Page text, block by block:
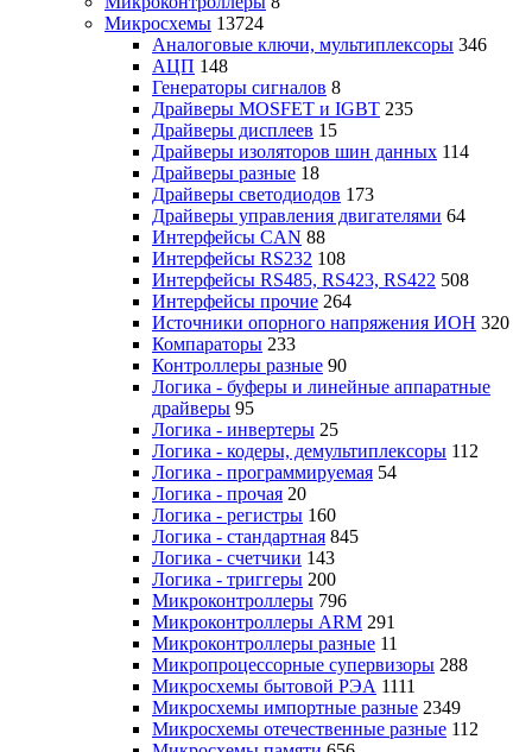
Микросхемы 13724
Аналоговые ключи, мультиплексоры 346
АЦП 148
Генераторы сигналов 8
Драйверы MOSFET и IGBT 235
Драйверы дисплеев 15
Драйверы изоляторов шин данных 114
Драйверы разные 18
Драйверы светодиодов 173
Драйверы управления двигателями 64
Интерфейсы CAN 88
Интерфейсы RS232 108
Интерфейсы RS485, RS423, RS422 508
Интерфейсы прочие 264
Источники опорного напряжения ИОН 320
Компараторы 233
Контроллеры разные 90
Логика - буферы и линейные аппаратные
драйверы 95
Логика - инвертеры 25
Логика - кодеры, демультиплексоры 112
Логика - программируемая 54
Логика - прочая 20
Логика - регистры 160
Логика - стандартная 845
Логика - счетчики 143
Логика - триггеры 200
Микроконтроллеры 796
Микроконтроллеры ARM 291
Микроконтроллеры разные 11
Микропроцессорные супервизоры 288
Микросхемы бытовой РЭА 1111
Микросхемы импортные разные 2349
Микросхемы отечественные разные 112